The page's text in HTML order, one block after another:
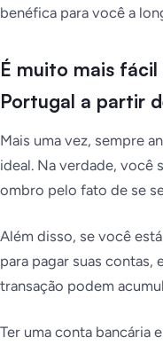
benéfica para você a
É muito mais
Portugal a partir
Mais uma vez, sempre
ideal. Na verdade, você
ombro pelo fato de se
Além disso, se você
para pagar suas contas,
transação podem
Ter uma conta bancária